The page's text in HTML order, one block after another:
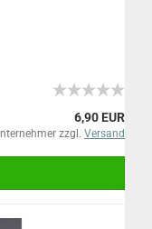
6,90 EUR
zzgl. Versand